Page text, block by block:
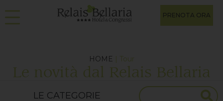
PRENOTA ORA
HOME | Tour
Le novità dal Relais Bellaria